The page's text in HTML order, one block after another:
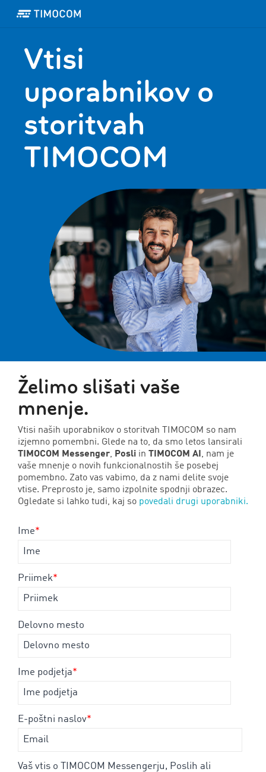
Vtisi
uporabnikov o
storitvah
TIMOCOM
Želimo slišati vaše
mnenje.
Vtisi naših uporabnikov o storitvah TIMOCOM so nam
izjemno pomembni. Glede na to, da smo letos lansirali
TIMOCOM Messenger, Posli in TIMOCOM AI , nam je
vaše mnenje o novih funkcionalnostih še posebej
pomembno. Zato vas vabimo, da z nami delite svoje
vtise. Preprosto je, samo izpolnite spodnji obrazec.
Ogledate si lahko tudi, kaj so povedali drugi uporabniki.
Ime*
Priimek*
Delovno mesto
Ime podjetja*
E-poštni naslov*
Vaš vtis o TIMOCOM Messengerju, Poslih ali